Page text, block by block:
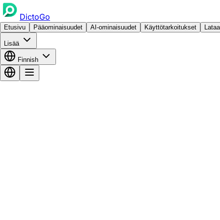
DictoGo
Etusivu Pääominaisuudet AI-ominaisuudet Käyttötarkoitukset Lataa
Lisää
Finnish